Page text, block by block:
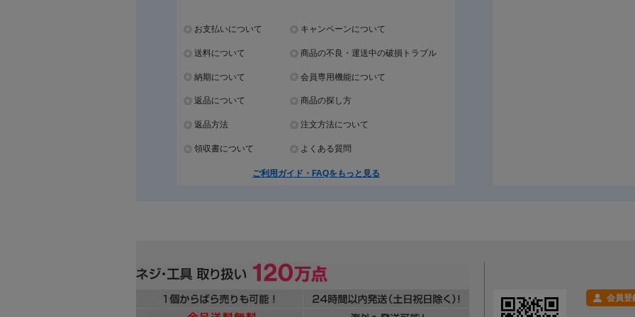
お支払いについて キャンペーンについて
送料について 商品の不良・運送中の破損トラブル
納期について 会員専用機能について
返品について 商品の探し方
返品方法 注文方法について
領収書について よくある質問
ご利用ガイド・FAQをもっと見る
会員登